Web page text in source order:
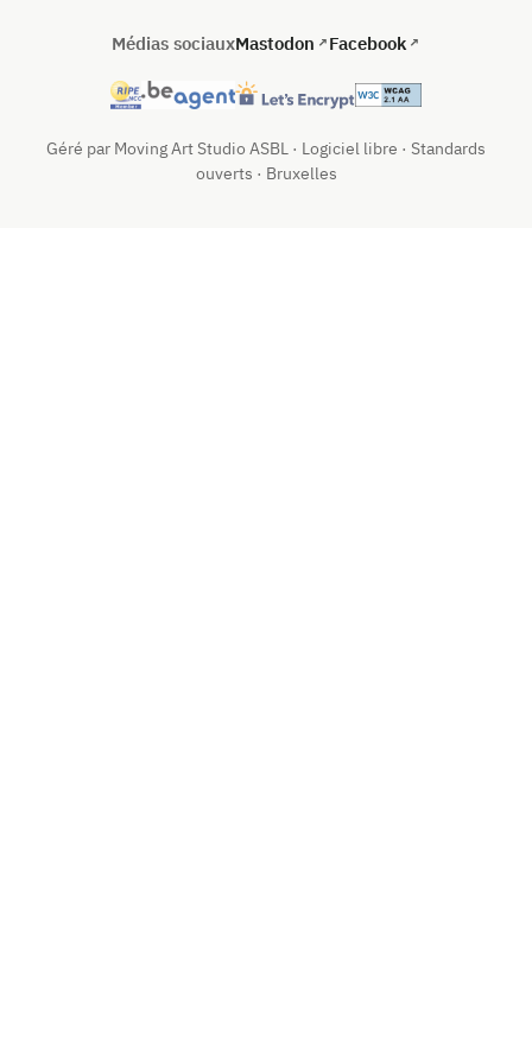
Médias sociauxMastodon Facebook
Géré par Moving Art Studio ASBL · Logiciel libre · Standards
ouverts · Bruxelles